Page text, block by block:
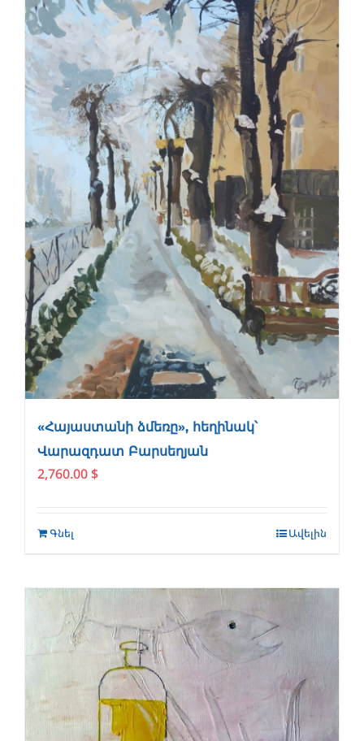
«Հայաստանի ձմեռը», հեղինակ՝
Վարազդատ Բարսեղյան
2,760.00 $
Գնել Ավելին